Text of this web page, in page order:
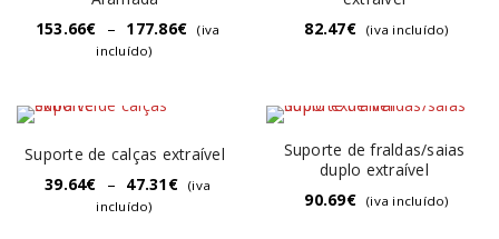
153.66€ – 177.86€
(iva
incluído)
82.47€ (iva incluído)
Suporte de calças extraível
39.64€ – 47.31€
(iva
incluído)
Suporte de fraldas/saias
duplo extraível
90.69€ (iva incluído)